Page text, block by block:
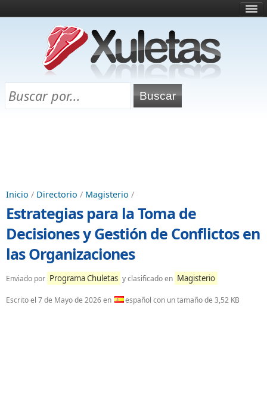
¿Qué es esto?
Directorio
Chuletas para exámenes
Inicio / Directorio / Magisterio /
Estrategias para la Toma de
Decisiones y Gestión de Conflictos en
las Organizaciones
Enviado por Programa Chuletas y clasificado en Magisterio
Escrito el 7 de Mayo de 2026en español con un tamaño de 3,52 KB